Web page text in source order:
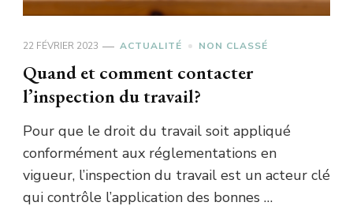
22 FÉVRIER 2023 ACTUALITÉ NON CLASSÉ
Quand et comment contacter
l’inspection du travail?
Pour que le droit du travail soit appliqué
conformément aux réglementations en
vigueur, l’inspection du travail est un acteur clé
qui contrôle l’application des bonnes …